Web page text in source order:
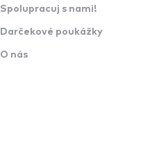
Spolupracuj s nami!
Darčekové poukážky
O nás